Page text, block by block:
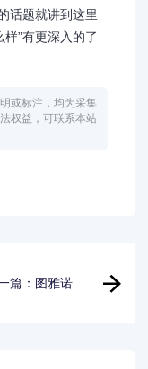
话题就讲到这里
”有更深入的了
或标注，均为采集
权益，可联系本站
篇：图雅诺大